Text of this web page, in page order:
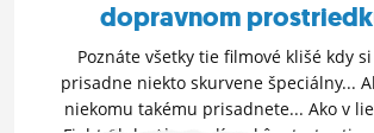
FÓRUM
STATUSY
BLOGY
dopravnom
Poznáte všetky tie filmové klišé kdy
prisadne niekto skurvene špeciálny...
niekomu takému prisadnete... Ako v